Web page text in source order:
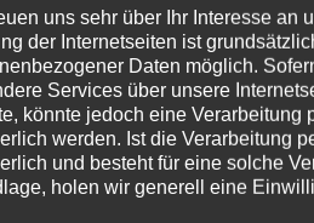
Allgemein,Stephan
Für Wefelscheid ist
richtige Weg für unser
unübersichtliche
uns sehr über Ihr Interesse an
der Internetseiten ist
Daten möglich.
Services über unsere
könnte jedoch eine Verarbeitung
werden. Ist die Verarbeitung
und besteht für eine solche
holen wir generell eine